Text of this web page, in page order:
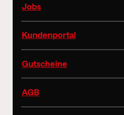
Jobs
Kundenportal
Gutscheine
AGB